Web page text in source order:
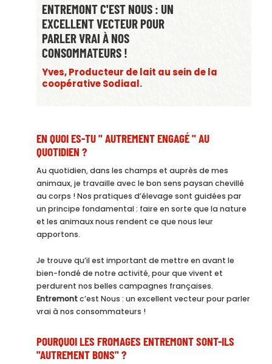
ENTREMONT C'EST NOUS : UN
EXCELLENT VECTEUR POUR
PARLER VRAI À NOS
CONSOMMATEURS !
Yves, Producteur de lait au sein de la
coopérative Sodiaal.
EN QUOI ES-TU " AUTREMENT ENGAGÉ " AU
QUOTIDIEN ?
Au quotidien, dans les champs et auprès de mes
animaux, je travaille avec le bon sens paysan chevillé
au corps ! Nos pratiques d’élevage sont guidées par
un principe fondamental : faire en sorte que la nature
et les animaux nous rendent ce que nous leur
apportons.
Je trouve qu’il est important de mettre en avant le
bien-fondé de notre activité, pour que vivent et
perdurent nos belles campagnes françaises.
Entremontc’est Nous : un excellent vecteur pour parler
vrai à nos consommateurs !
POURQUOI LES FROMAGES ENTREMONT SONT-ILS
"AUTREMENT BONS" ?